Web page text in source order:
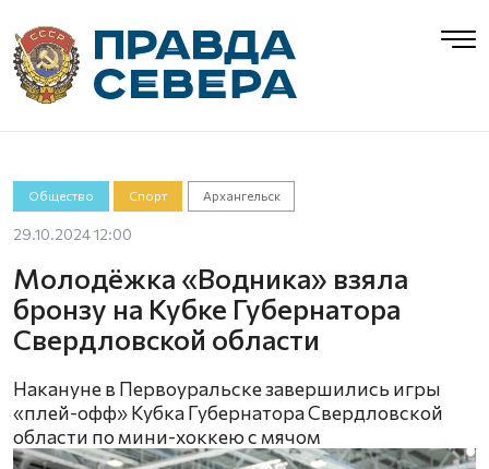
Общество Спорт Архангельск
29.10.2024 12:00
Молодёжка «Водника» взяла
бронзу на Кубке Губернатора
Свердловской области
Накануне в Первоуральске завершились игры
«плей-офф» Кубка Губернатора Свердловской
области по мини-хоккею с мячом